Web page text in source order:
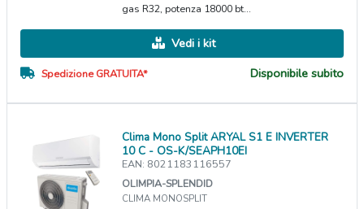
gas R32, potenza 18000 bt...
Vedi i kit
Spedizione GRATUITA* Disponibile subito
Clima Mono Split ARYAL S1 E INVERTER
10 C - OS-K/SEAPH10EI
EAN: 8021183116557
OLIMPIA-SPLENDID
CLIMA MONOSPLIT